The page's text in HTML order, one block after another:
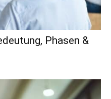
Phasen &